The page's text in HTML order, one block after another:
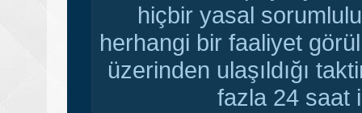
hiçbir yasal
herhangi bir faaliyet
üzerinden ulaşıldığı
fazla 24 saat